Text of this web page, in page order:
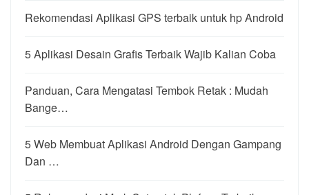
Rekomendasi Aplikasi GPS terbaik untuk hp Android
5 Aplikasi Desain Grafis Terbaik Wajib Kalian Coba
Panduan, Cara Mengatasi Tembok Retak : Mudah
Bange…
5 Web Membuat Aplikasi Android Dengan Gampang
Dan …